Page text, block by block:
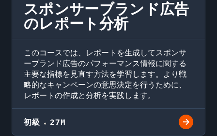
スポンサーブランド広告
のレポート分析
このコースでは、レポートを生成してスポンサ
ーブランド広告のパフォーマンス情報に関する
主要な指標を見直す方法を学習します。より戦
略的なキャンペーンの意思決定を行うために、
レポートの作成と分析を実践します。
初級 27M